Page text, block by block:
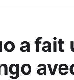
a fait